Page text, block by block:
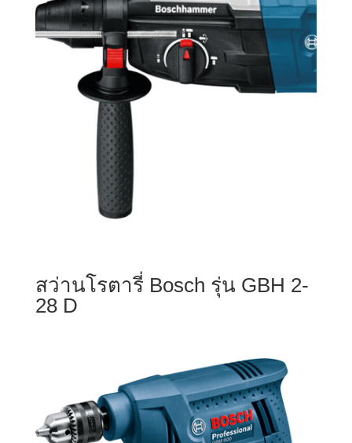
สว่านโรตารี่ Bosch รุ่น GBH 2-
28 D